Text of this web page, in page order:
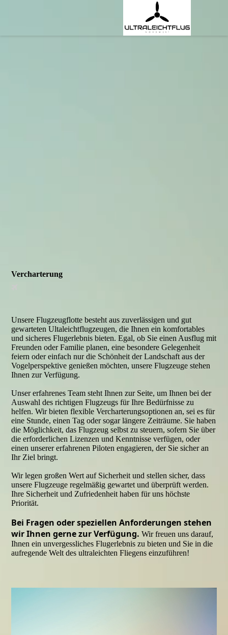
Vercharterung
Unsere Flugzeugflotte besteht aus zuverlässigen und gut
gewarteten Ultaleichtflugzeugen, die Ihnen ein komfortables
und sicheres Flugerlebnis bieten. Egal, ob Sie einen Ausflug mit
Freunden oder Familie planen, eine besondere Gelegenheit
feiern oder einfach nur die Schönheit der Landschaft aus der
Vogelperspektive genießen möchten, unsere Flugzeuge stehen
Ihnen zur Verfügung.
Unser erfahrenes Team steht Ihnen zur Seite, um Ihnen bei der
Auswahl des richtigen Flugzeugs für Ihre Bedürfnisse zu
helfen. Wir bieten flexible Vercharterungsoptionen an, sei es für
eine Stunde, einen Tag oder sogar längere Zeiträume. Sie haben
die Möglichkeit, das Flugzeug selbst zu steuern, sofern Sie über
die erforderlichen Lizenzen und Kenntnisse verfügen, oder
einen unserer erfahrenen Piloten engagieren, der Sie sicher an
Ihr Ziel bringt.
Wir legen großen Wert auf Sicherheit und stellen sicher, dass
unsere Flugzeuge regelmäßig gewartet und überprüft werden.
Ihre Sicherheit und Zufriedenheit haben für uns höchste
Priorität.
Bei Fragen oder speziellen Anforderungen stehen
wir Ihnen gerne zur Verfügung. Wir freuen uns darauf,
Ihnen ein unvergessliches Flugerlebnis zu bieten und Sie in die
aufregende Welt des ultraleichten Fliegens einzuführen!